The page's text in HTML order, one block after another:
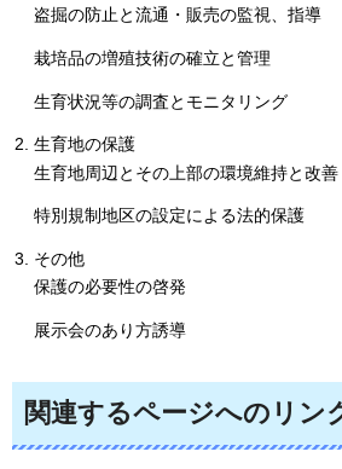
盗掘の防止と流通・販売の監視、指導
栽培品の増殖技術の確立と管理
生育状況等の調査とモニタリング
生育地の保護
生育地周辺とその上部の環境維持と改善
特別規制地区の設定による法的保護
その他
保護の必要性の啓発
展示会のあり方誘導
関連するページへのリン